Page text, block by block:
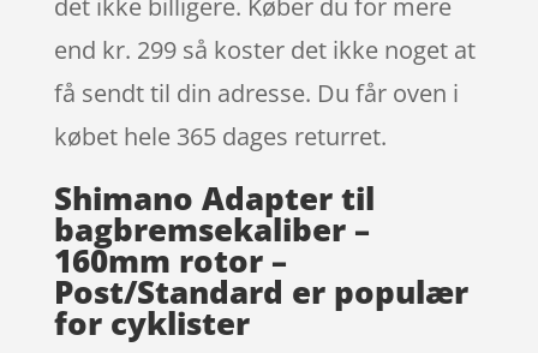
end kr. 299 så koster det ikke noget at
få sendt til din adresse. Du får oven i
købet hele 365 dages returret.
Shimano Adapter til
bagbremsekaliber –
160mm rotor –
Post/Standard er populær
for cyklister